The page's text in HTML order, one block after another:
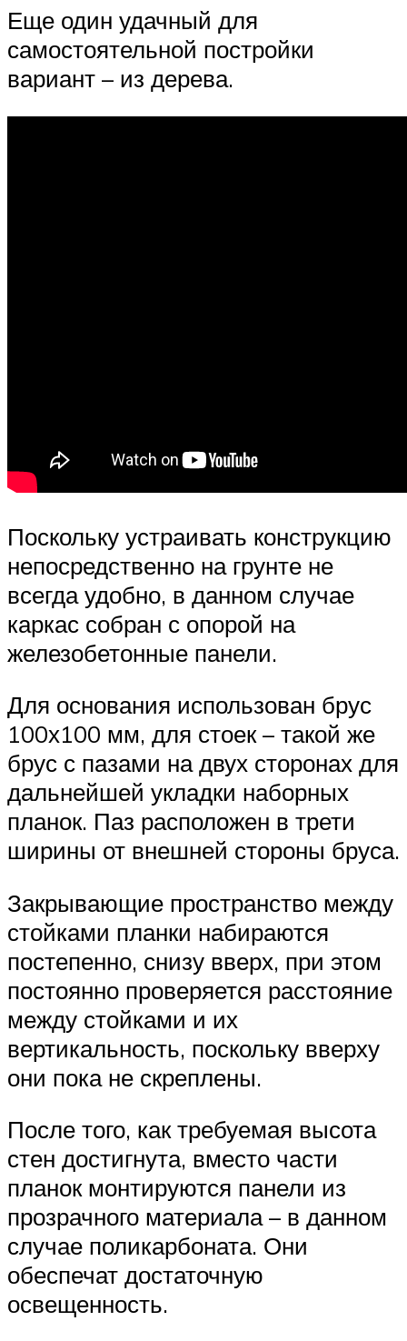
Еще один удачный для
самостоятельной постройки
вариант – из дерева.
Поскольку устраивать конструкцию
непосредственно на грунте не
всегда удобно, в данном случае
каркас собран с опорой на
железобетонные панели.
Для основания использован брус
100х100 мм, для стоек – такой же
брус с пазами на двух сторонах для
дальнейшей укладки наборных
планок. Паз расположен в трети
ширины от внешней стороны бруса.
Закрывающие пространство между
стойками планки набираются
постепенно, снизу вверх, при этом
постоянно проверяется расстояние
между стойками и их
вертикальность, поскольку вверху
они пока не скреплены.
После того, как требуемая высота
стен достигнута, вместо части
планок монтируются панели из
прозрачного материала – в данном
случае поликарбоната. Они
обеспечат достаточную
освещенность.